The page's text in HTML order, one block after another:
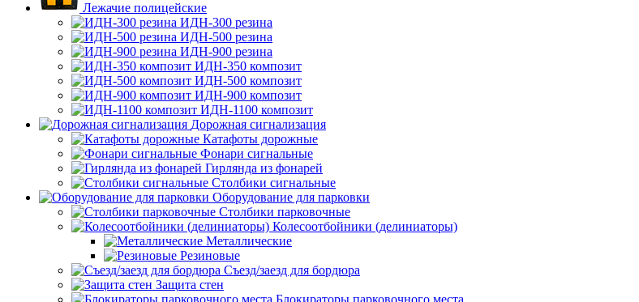
Лежачие полицейские
ИДН-300 резина
ИДН-500 резина
ИДН-900 резина
ИДН-350 композит
ИДН-500 композит
ИДН-900 композит
ИДН-1100 композит
Дорожная сигнализация
Катафоты дорожные
Фонари сигнальные
Гирлянда из фонарей
Столбики сигнальные
Оборудование для парковки
Столбики парковочные
Колесоотбойники (делиниаторы)
Металлические
Резиновые
Съезд/заезд для бордюра
Защита стен
Блокираторы парковочного места